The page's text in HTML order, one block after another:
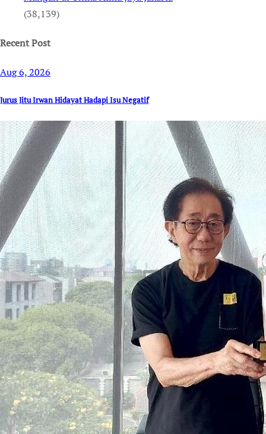
(38,139)
Recent Post
Aug 6, 2026
Jurus Jitu Irwan Hidayat Hadapi Isu Negatif